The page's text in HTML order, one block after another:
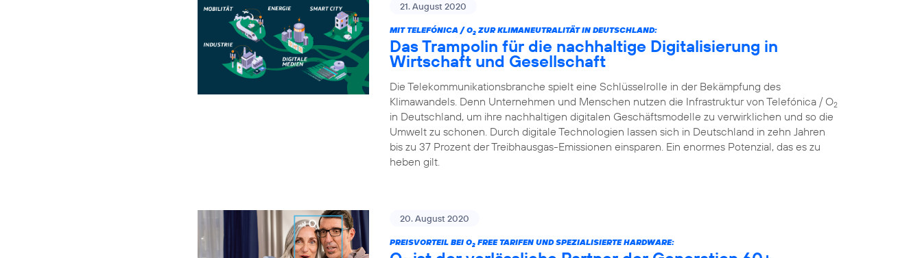
21. August 2020
MIT TELEFÓNICA / O2 ZUR KLIMANEUTRALITÄT IN DEUTSCHLAND:
Das Trampolin für die nachhaltige Digitalisierung in
Wirtschaft und Gesellschaft
Die Telekommunikationsbranche spielt eine Schlüsselrolle in der Bekämpfung des
Klimawandels. Denn Unternehmen und Menschen nutzen die Infrastruktur von Telefónica / O2
in Deutschland, um ihre nachhaltigen digitalen Geschäftsmodelle zu verwirklichen und so die
Umwelt zu schonen. Durch digitale Technologien lassen sich in Deutschland in zehn Jahren
bis zu 37 Prozent der Treibhausgas-Emissionen einsparen. Ein enormes Potenzial, das es zu
heben gilt.
20. August 2020
PREISVORTEIL BEI O2 FREE TARIFEN UND SPEZIALISIERTE HARDWARE: